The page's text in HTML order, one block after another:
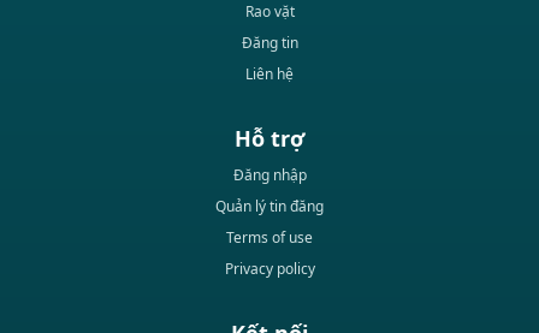
Rao vặt
Đăng tin
Liên hệ
Hỗ trợ
Đăng nhập
Quản lý tin đăng
Terms of use
Privacy policy